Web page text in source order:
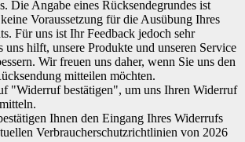
Die Angabe eines Rücksendegrundes ist
Voraussetzung für die Ausübung Ihres
Für uns ist Ihr Feedback jedoch sehr
uns hilft, unsere Produkte und unseren Service
Wir freuen uns daher, wenn Sie uns den
mitteilen möchten.
"Widerruf bestätigen", um uns Ihren Widerruf
Ihnen den Eingang Ihres Widerrufs
Verbraucherschutzrichtlinien von 2026